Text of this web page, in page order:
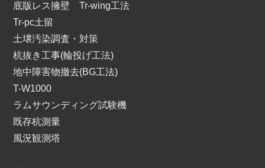
底版レス擁壁 Tr-wing工法
Tr-pc土留
土壌汚染調査・対策
杭抜き工事(輪投げ工法)
地中障害物撤去(BG工法)
T-W1000
ラムサウンディング試験機
既存杭測量
風況観測塔